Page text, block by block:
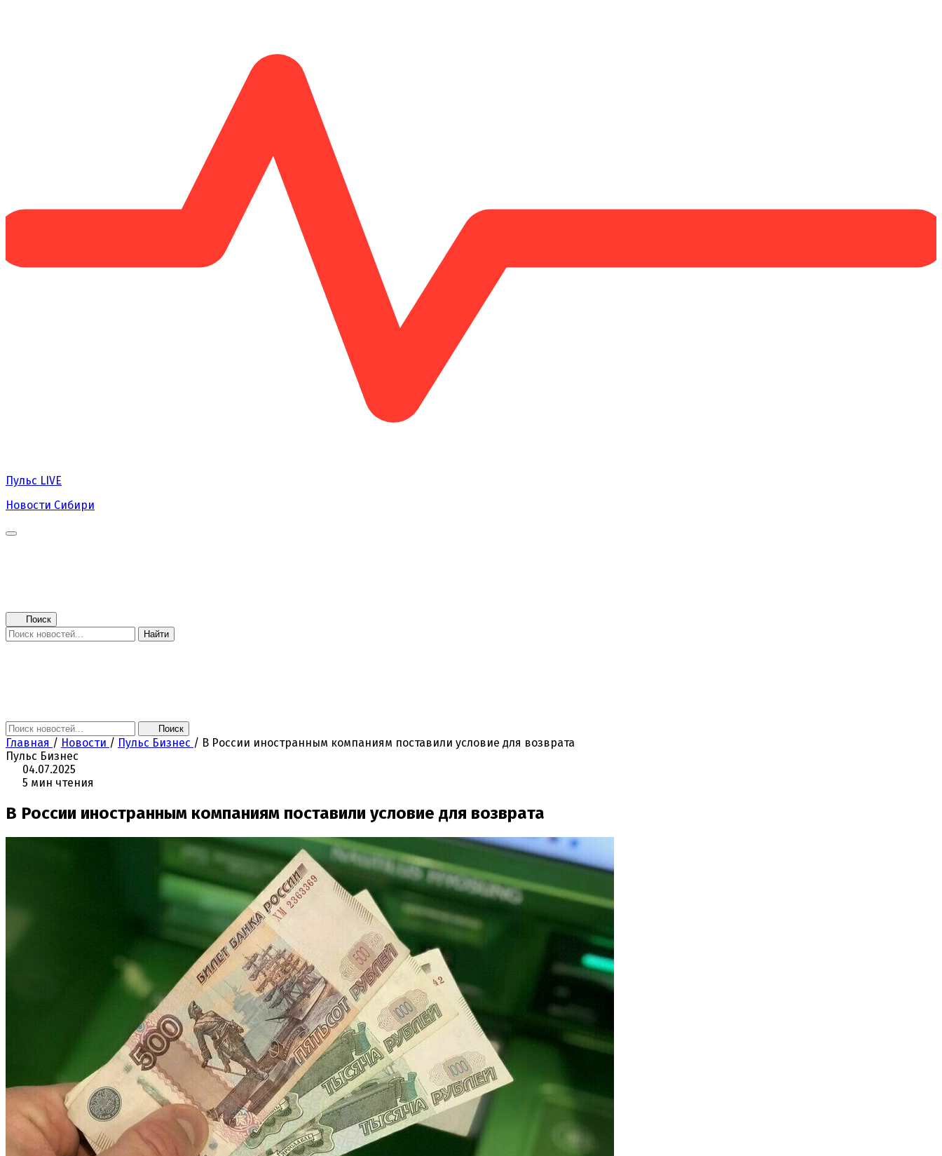
Пульс LIVE
Новости Сибири
Поиск
Найти
Поиск
Главная / Новости / Пульс Бизнес / В России иностранным компаниям поставили условие для возврата
Пульс Бизнес
04.07.2025
5 мин чтения
В России иностранным компаниям поставили условие для возврата